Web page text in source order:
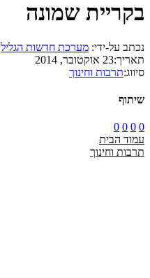
בקריית שמונה
נכתב על-ידי: מערכת חדשות הגליל
תאריך:23 אוקטובר, 2014
סיווג:תרבות וחינוך
שיתוף
0
0
0
0
עמוד הבית
תרבות וחינוך